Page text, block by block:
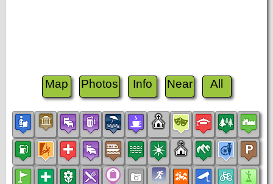
Map Photos Info Near All